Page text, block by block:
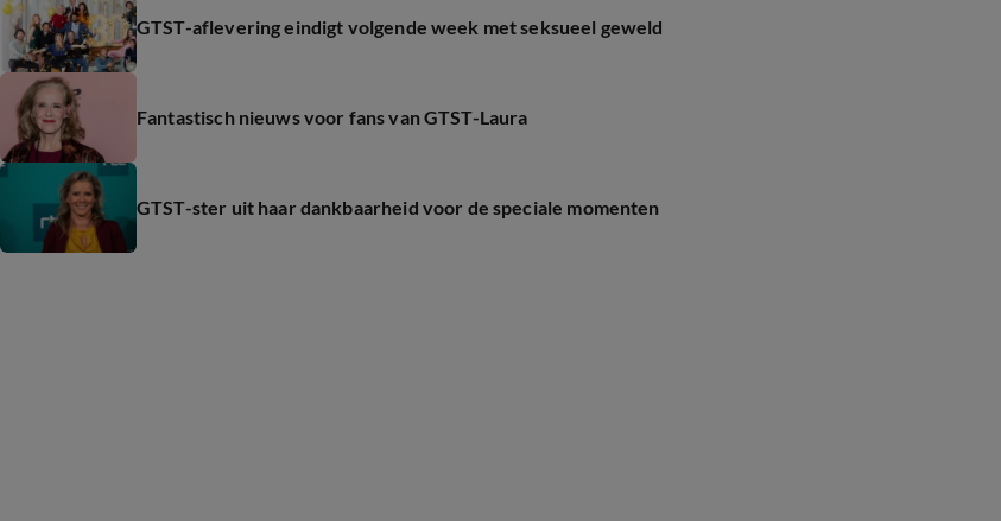
GTST-aflevering eindigt volgende week met seksueel geweld
Fantastisch nieuws voor fans van GTST-Laura
GTST-ster uit haar dankbaarheid voor de speciale momenten